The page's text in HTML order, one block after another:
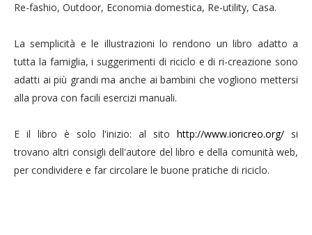
Re-fashio, Outdoor, Economia domestica, Re-utility, Casa.
La semplicità e le illustrazioni lo rendono un libro adatto a
tutta la famiglia, i suggerimenti di riciclo e di ri-creazione sono
adatti ai più grandi ma anche ai bambini che vogliono mettersi
alla prova con facili esercizi manuali.
E il libro è solo l'inizio: al sitohttp://www.ioricreo.org/ si
trovano altri consigli dell'autore del libro e della comunità web,
per condividere e far circolare le buone pratiche di riciclo.